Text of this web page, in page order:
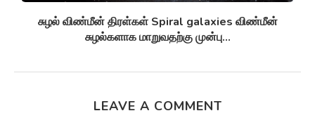
சுழல் விண்மீன் திரள்கள் Spiral galaxies விண்மீன்
சுழல்களாக மாறுவதற்கு முன்பு...
LEAVE A COMMENT